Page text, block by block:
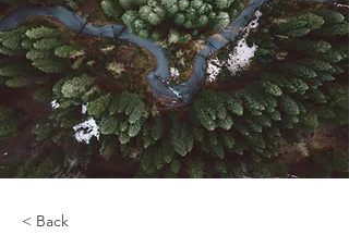
< Back